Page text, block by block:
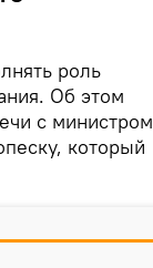
роль
Об этом
с министром
который